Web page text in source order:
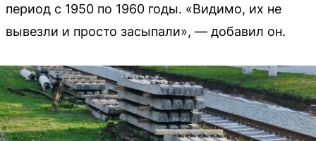
период с 1950 по 1960 годы. «Видимо, их не
вывезли и просто засыпали», — добавил он.